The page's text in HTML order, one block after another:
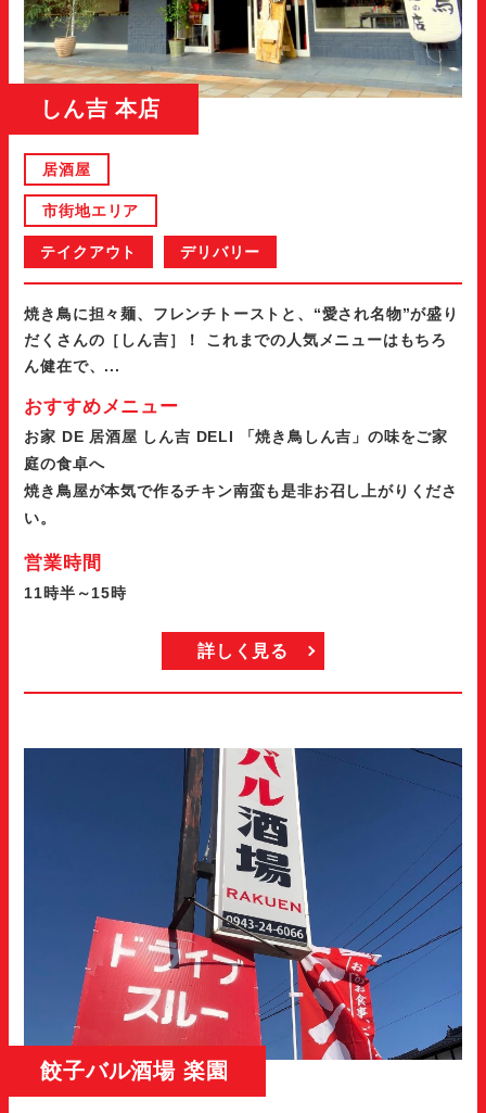
しん吉 本店
居酒屋
市街地エリア
テイクアウト デリバリー
焼き鳥に担々麺、フレンチトーストと、“愛され名物”が盛り
だくさんの［しん吉］！ これまでの人気メニューはもちろ
ん健在で、...
おすすめメニュー
お家 DE 居酒屋 しん吉 DELI 「焼き鳥しん吉」の味をご家
庭の食卓へ
焼き鳥屋が本気で作るチキン南蛮も是非お召し上がりくださ
い。
営業時間
11時半～15時
詳しく見る
餃子バル酒場 楽園